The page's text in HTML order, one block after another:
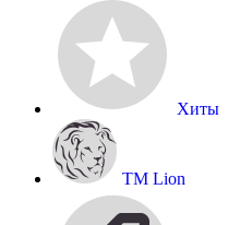
Хиты
TM Lion